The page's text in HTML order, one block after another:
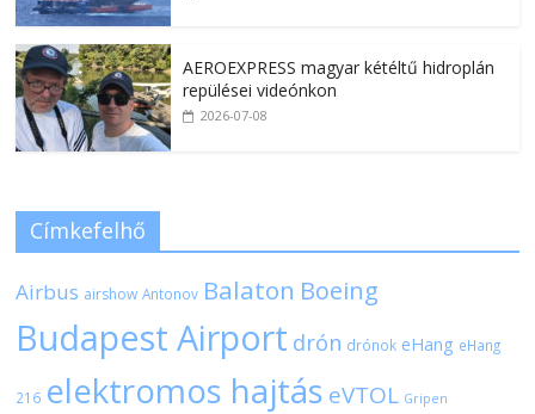
AEROEXPRESS magyar kétéltű hidroplán
repülései videónkon
2026-07-08
Címkefelhő
Airbus airshow Antonov Balaton Boeing
Budapest Airport drón drónok eHang eHang
216 elektromos hajtás eVTOL Gripen